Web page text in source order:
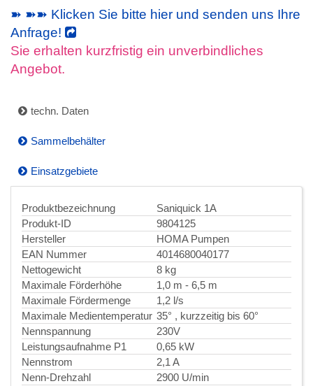
➽ ➽➽ Klicken Sie bitte hier und senden uns Ihre
Anfrage!
Sie erhalten kurzfristig ein unverbindliches
Angebot.
techn. Daten
Sammelbehälter
Einsatzgebiete
Produktbezeichnung
Saniquick 1A
Produkt-ID
9804125
Hersteller
HOMA Pumpen
EAN Nummer
4014680040177
Nettogewicht
8 kg
Maximale Förderhöhe
1,0 m - 6,5 m
Maximale Fördermenge
1,2 l/s
Maximale Medientemperatur 35° , kurzzeitig bis 60°
Nennspannung
230V
Leistungsaufnahme P1
0,65 kW
Nennstrom
2,1 A
Nenn-Drehzahl
2900 U/min